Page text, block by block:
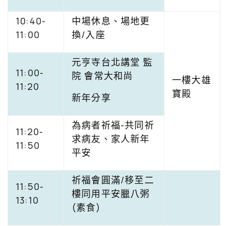
10:40-
11:00
中場休息、場地更
換/入座
一樓大雄
寶殿
11:00-
11:20
元亨寺台北講堂 監
院 會常大和尚
新年分享
11:20-
11:50
為病者祈福-共同祈
求病友、家人新年
平安
11:50-
13:10
祈福會圓滿/移至二
樓同用平安臘八粥
(素食)